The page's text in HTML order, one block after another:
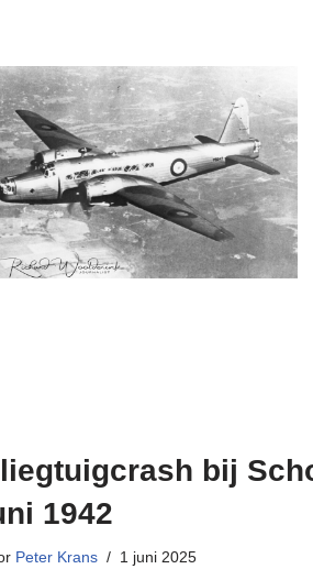
bij
1942
Peter Krans 1 juni 2025